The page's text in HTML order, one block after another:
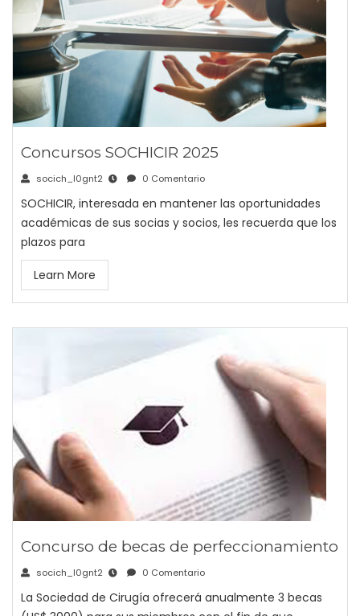
Concursos SOCHICIR 2025
socich_l0gnt2 0 Comentario
SOCHICIR, interesada en mantener las oportunidades
académicas de sus socias y socios, les recuerda que los
plazos para
Learn More
Concurso de becas de perfeccionamiento
socich_l0gnt2 0 Comentario
La Sociedad de Cirugía ofrecerá anualmente 3 becas